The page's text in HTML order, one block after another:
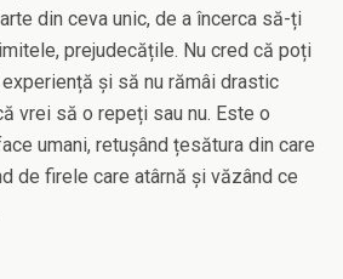
din ceva unic, de a încerca să-ți
prejudecățile. Nu cred că poți
și să nu rămâi drastic
vrei să o repeți sau nu. Este o
umani, retușând țesătura din care
de firele care atârnă și văzând ce